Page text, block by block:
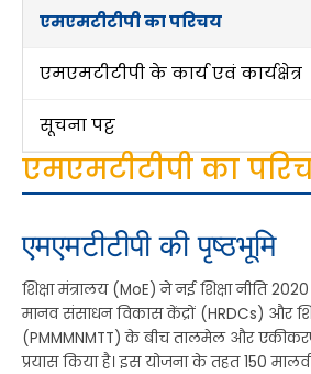
एमएमटीटीपी का परिचय
एमएमटीटीपी के कार्य एवं कार्यक्षेत्र
सूचना पट्ट
एमएमटीटीपी का
एमएमटीटीपी की पृष्ठभूमि
शिक्षा मंत्रालय (MoE) ने नई शिक्षा नीति
मानव संसाधन विकास केंद्रों (HRDCs) और
(PMMMNMTT) के बीच तालमेल और
प्रयास किया है। इस योजना के तहत 150